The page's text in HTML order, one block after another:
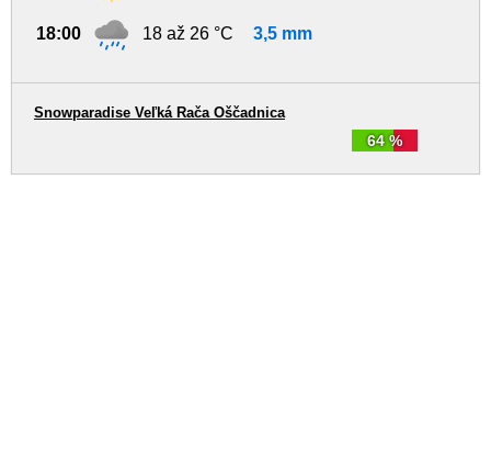
18:00 18 až 26 °C 3,5 mm
64 %
Snowparadise Veľká Rača Oščadnica